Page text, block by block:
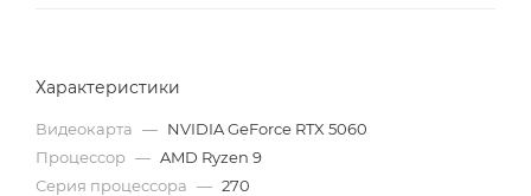
Характеристики
Видеокарта — NVIDIA GeForce RTX 5060
Процессор — AMD Ryzen 9
Серия процессора — 270